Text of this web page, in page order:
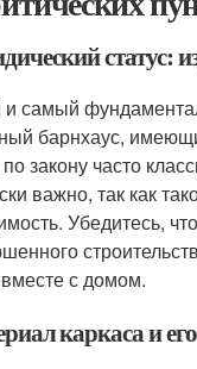
статус:
самый
барнхаус,
закону часто
важно, так как
Убедитесь,
вместе с домом.
каркаса и